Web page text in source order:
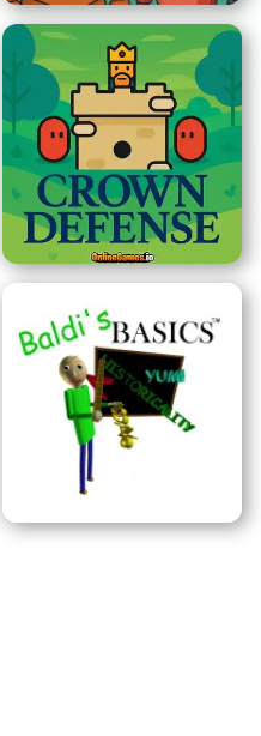
Drei Nächte bei Fred
Kronen Verteidigung